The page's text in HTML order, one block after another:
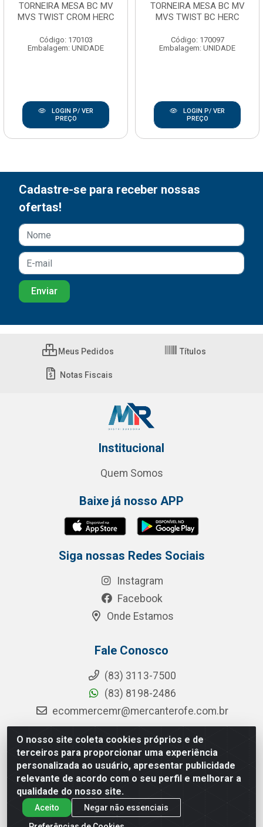
TORNEIRA MESA BC MV
MVS TWIST CROM HERC
Código: 170103
Embalagem: UNIDADE
LOGIN P/ VER
PREÇO
TORNEIRA MESA BC MV
MVS TWIST BC HERC
Código: 170097
Embalagem: UNIDADE
LOGIN P/ VER
PREÇO
O nosso site coleta cookies próprios e de
terceiros para proporcionar uma experiência
personalizada ao usuário, apresentar publicidade
relevante de acordo com o seu perfil e melhorar a
qualidade do nosso site.
Aceito
Negar não essenciais
Cadastre-se para receber nossas
ofertas!
Meus Pedidos Títulos
Notas Fiscais
Institucional
Quem Somos
Baixe já nosso APP
Siga nossas Redes Sociais
Instagram
Facebook
Onde Estamos
Fale Conosco
(83) 3113-7500
(83) 8198-2486
ecommercemr@mercanterofe.com.br
MR Distribuidora - Rua Hortêncio Ribeiro de Luna, 3777 -
Distrito Industrial, João Pessoa/PB - CEP 58081-400 -
CNPJ 35.428.312/0001-85